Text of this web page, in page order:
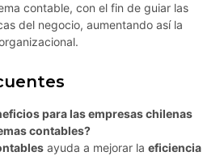
contable, con el fin de guiar las
del negocio, aumentando así la
para las empresas chilenas
contables?
ayuda a mejorar la eficiencia